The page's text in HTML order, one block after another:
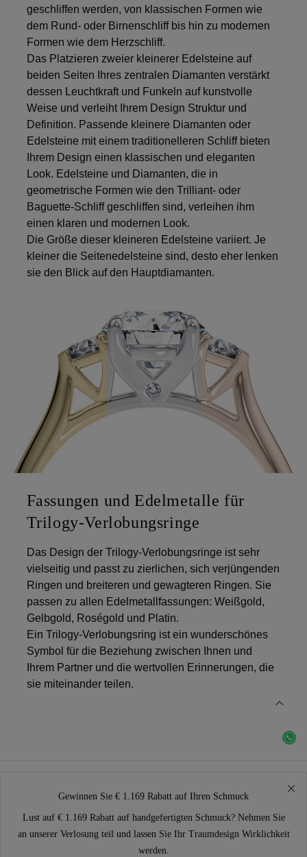
geschliffen werden, von klassischen Formen wie
dem Rund- oder Birnenschliff bis hin zu modernen
Formen wie dem Herzschliff.
Das Platzieren zweier kleinerer Edelsteine auf
beiden Seiten Ihres zentralen Diamanten verstärkt
dessen Leuchtkraft und Funkeln auf kunstvolle
Weise und verleiht Ihrem Design Struktur und
Definition. Passende kleinere Diamanten oder
Edelsteine mit einem traditionelleren Schliff bieten
Ihrem Design einen klassischen und eleganten
Look. Edelsteine und Diamanten, die in
geometrische Formen wie den Trilliant- oder
Baguette-Schliff geschliffen sind, verleihen ihm
einen klaren und modernen Look.
Die Größe dieser kleineren Edelsteine variiert. Je
kleiner die Seitenedelsteine sind, desto eher lenken
sie den Blick auf den Hauptdiamanten.
Fassungen und Edelmetalle für
Trilogy-Verlobungsringe
Das Design der Trilogy-Verlobungsringe ist sehr
vielseitig und passt zu zierlichen, sich verjüngenden
Ringen und breiteren und gewagteren Ringen. Sie
passen zu allen Edelmetallfassungen: Weißgold,
Gelbgold, Roségold und Platin.
Ein Trilogy-Verlobungsring ist ein wunderschönes
Symbol für die Beziehung zwischen Ihnen und
Ihrem Partner und die wertvollen Erinnerungen, die
sie miteinander teilen.
Gewinnen Sie € 1.169 Rabatt auf Ihren Schmuck
Lust auf € 1.169 Rabatt auf handgefertigten Schmuck? Nehmen Sie
an unserer Verlosung teil und lassen Sie Ihr Traumdesign Wirklichkeit
werden.